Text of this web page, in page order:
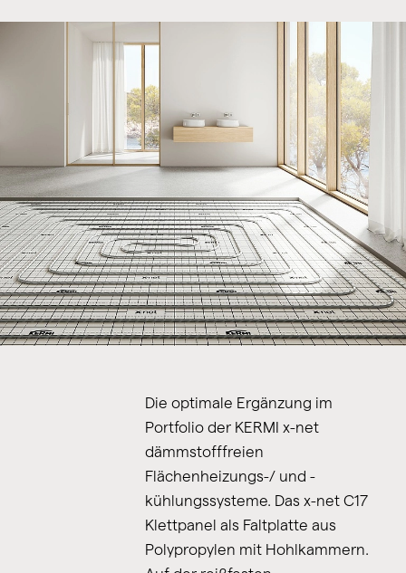
Die optimale Ergänzung im
Portfolio der KERMI x-net
dämmstofffreien
Flächenheizungs-/ und -
kühlungssysteme. Das x-net C17
Klettpanel als Faltplatte aus
Polypropylen mit Hohlkammern.